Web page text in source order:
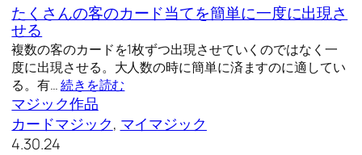
たくさんの客のカード当てを簡単に一度に出現さ
せる
複数の客のカードを1枚ずつ出現させていくのではなく一
度に出現させる。大人数の時に簡単に済ますのに適してい
る。有…続きを読む
マジック作品
カードマジック, マイマジック
4.30.24